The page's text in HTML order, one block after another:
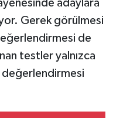
adaylara
Gerek görülmesi
de
testler yalnızca
değerlendirmesi